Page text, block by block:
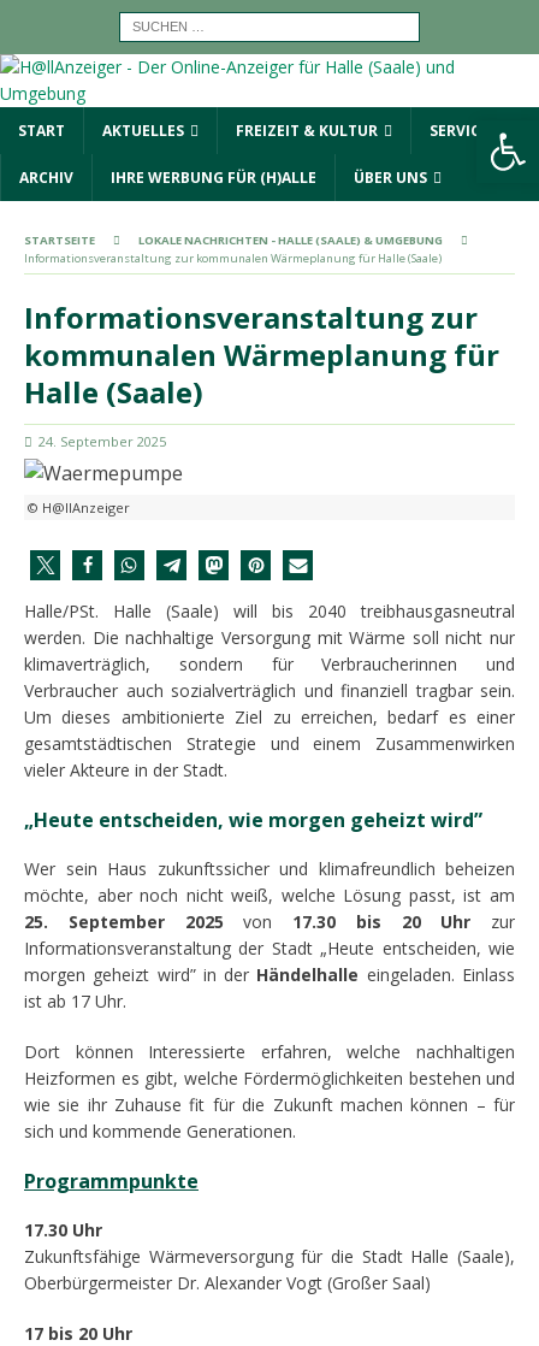
START AKTUELLES FREIZEIT & KULTUR SERVICE
ARCHIV IHRE WERBUNG FÜR (H)ALLE ÜBER UNS
STARTSEITE
LOKALE NACHRICHTEN - HALLE (SAALE) & UMGEBUNG
Informationsveranstaltung zur kommunalen Wärmeplanung für Halle (Saale)
Informationsveranstaltung zur
kommunalen Wärmeplanung für
Halle (Saale)
24. September 2025
© H@llAnzeiger
Halle/PSt. Halle (Saale) will bis 2040 treibhausgasneutral
werden. Die nachhaltige Versorgung mit Wärme soll nicht nur
klimaverträglich, sondern für Verbraucherinnen und
Verbraucher auch sozialverträglich und finanziell tragbar sein.
Um dieses ambitionierte Ziel zu erreichen, bedarf es einer
gesamtstädtischen Strategie und einem Zusammenwirken
vieler Akteure in der Stadt.
„Heute entscheiden, wie morgen geheizt wird”
Wer sein Haus zukunftssicher und klimafreundlich beheizen
möchte, aber noch nicht weiß, welche Lösung passt, ist am
25. September 2025 von 17.30 bis 20 Uhr zur
Informationsveranstaltung der Stadt „Heute entscheiden, wie
morgen geheizt wird” in der Händelhalle eingeladen. Einlass
ist ab 17 Uhr.
Dort können Interessierte erfahren, welche nachhaltigen
Heizformen es gibt, welche Fördermöglichkeiten bestehen und
wie sie ihr Zuhause fit für die Zukunft machen können – für
sich und kommende Generationen.
Programmpunkte
17.30 Uhr
Zukunftsfähige Wärmeversorgung für die Stadt Halle (Saale),
Oberbürgermeister Dr. Alexander Vogt (Großer Saal)
17 bis 20 Uhr
Werkzeugleiste öffnen